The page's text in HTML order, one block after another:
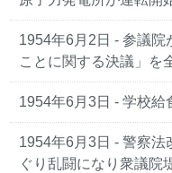
1954年6月2日 - 参議院
ことに関する決議」を
1954年6月3日 - 学校給
1954年6月3日 - 警察
ぐり乱闘になり衆議院